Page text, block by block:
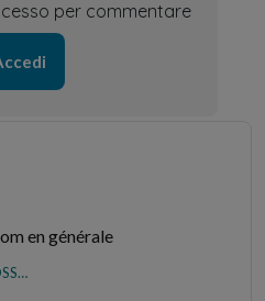
per commentare
en générale
Bernard DUCOSSON